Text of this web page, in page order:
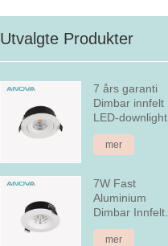
Utvalgte Produkter
7 års garanti
Dimbar innfelt
LED-downlight
mer
7W Fast
Aluminium
Dimbar Innfelt
LED Downlight
mer